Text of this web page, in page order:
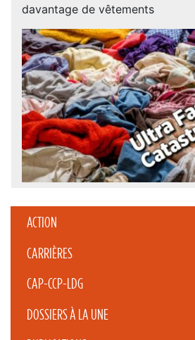
ACTION
CARRIÈRES
CAP-CCP-LDG
DOSSIERS À LA UNE
davantage de vêtements